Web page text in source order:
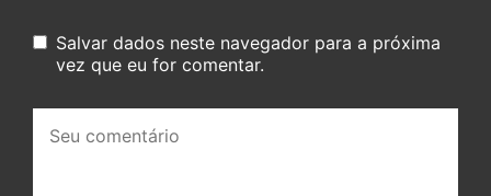
Salvar dados neste navegador para a próxima
vez que eu for comentar.
comentário: